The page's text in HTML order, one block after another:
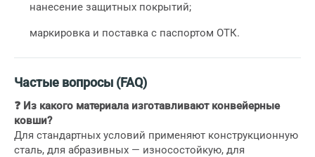
нанесение защитных покрытий;
маркировка и поставка с паспортом ОТК.
Частые вопросы (FAQ)
❓ Из какого материала изготавливают конвейерные
ковши?
Для стандартных условий применяют конструкционную
сталь, для абразивных — износостойкую, для